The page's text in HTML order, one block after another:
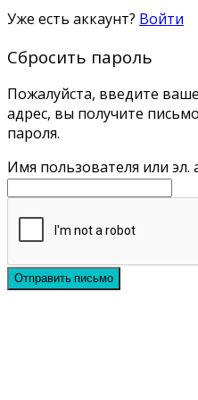
Уже есть аккаунт? Войти
Сбросить пароль
Пожалуйста, введите
адрес, вы получите
пароля.
Имя пользователя или эл.
Отправить письмо